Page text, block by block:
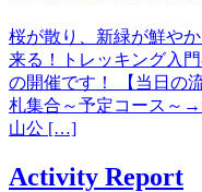
桜が散り、新緑が鮮や
来る！トレッキング入
の開催です！ 【当日の
札集合～予定コース
山公 […]
Activity Report